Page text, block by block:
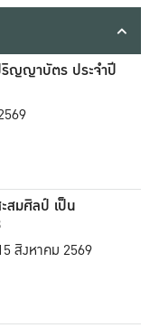
ญญาบัตร ประจำปี
สมศิลป์ เป็น
สิงหาคม 2569